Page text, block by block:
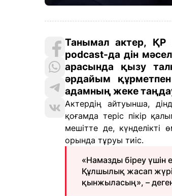
Танымал актер, ҚР
podcast-да дін
арасында қызу
әрдайым
адамның жеке
Актердің айтуынша,
қоғамда теріс пікір
мешітте де, күнделікті
орында тұруы тиіс.
«Намазды біреу үшін
Құлшылық жасап
қынжыласың», –